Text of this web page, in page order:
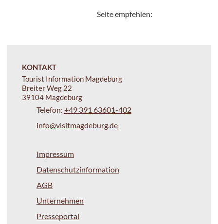
Seite empfehlen:
KONTAKT
Tourist Information Magdeburg
Breiter Weg 22
39104 Magdeburg
Telefon: +49 391 63601-402
info@visitmagdeburg.de
Impressum
Datenschutzinformation
AGB
Unternehmen
Presseportal